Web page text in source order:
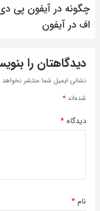
چگونه در آیفون پی
اف در آیفون
دیدگاهتان را
نشانی ایمیل شما منتشر
شده‌اند *
دیدگاه *
نام *